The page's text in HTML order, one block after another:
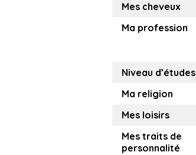
Mes cheveux
Ma profession
Niveau d’études
Ma religion
Mes loisirs
Mes traits de
personnalité